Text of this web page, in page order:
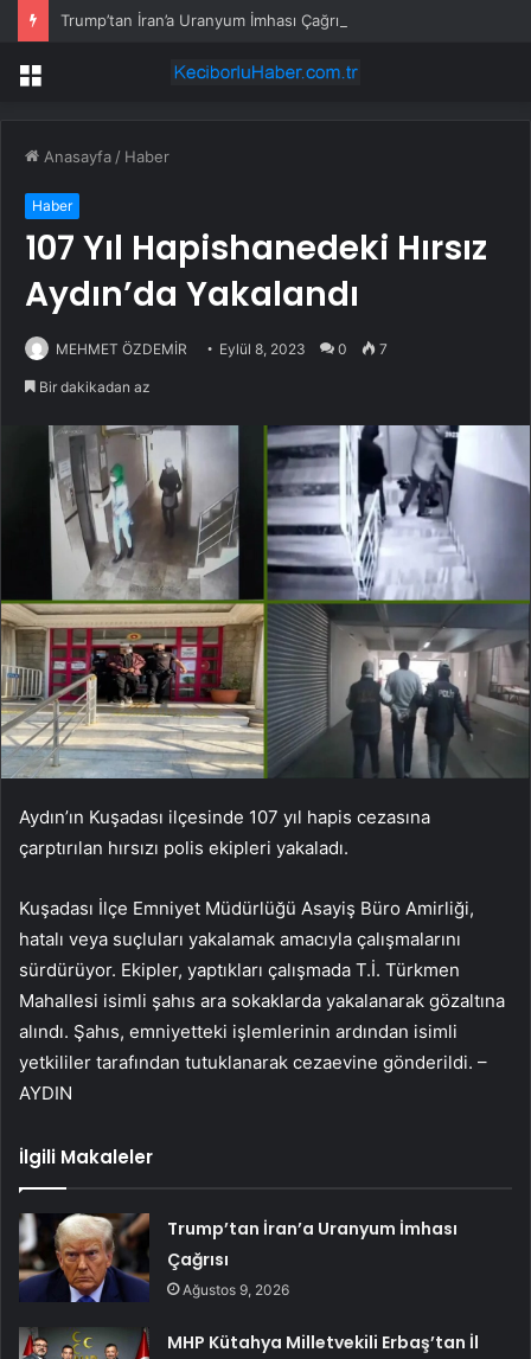
Trump’tan İran’a Uranyum İmhası Çağrısı
Menü
Anasayfa / Haber
Haber
107 Yıl Hapishanedeki Hırsız
Aydın’da Yakalandı
MEHMET ÖZDEMİR Eylül 8, 2023 0 7
Bir dakikadan az
Aydın’ın Kuşadası ilçesinde 107 yıl hapis cezasına
çarptırılan hırsızı polis ekipleri yakaladı.
Kuşadası İlçe Emniyet Müdürlüğü Asayiş Büro Amirliği,
hatalı veya suçluları yakalamak amacıyla çalışmalarını
sürdürüyor. Ekipler, yaptıkları çalışmada T.İ. Türkmen
Mahallesi isimli şahıs ara sokaklarda yakalanarak gözaltına
alındı. Şahıs, emniyetteki işlemlerinin ardından isimli
yetkililer tarafından tutuklanarak cezaevine gönderildi. –
AYDIN
İlgili Makaleler
Trump’tan İran’a Uranyum İmhası
Çağrısı
Ağustos 9, 2026
MHP Kütahya Milletvekili Erbaş’tan İl